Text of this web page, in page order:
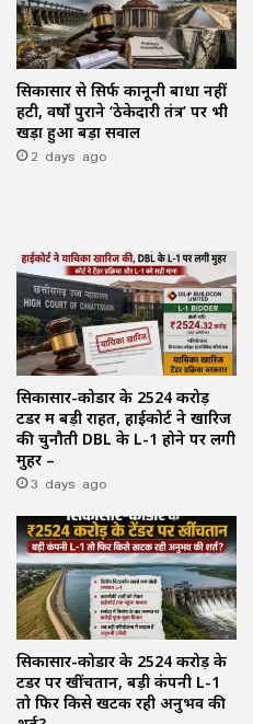
सिकासार से सिर्फ कानूनी बाधा नहीं
हटी, वर्षों पुराने ‘ठेकेदारी तंत्र’ पर भी
खड़ा हुआ बड़ा सवाल
2 days ago
सिकासार-कोडार के ₹2524 करोड़
टेंडर में बड़ी राहत, हाईकोर्ट ने खारिज
की चुनौती DBL के L-1 होने पर लगी
मुहर –
3 days ago
सिकासार-कोडार के ₹2524 करोड़ के
टेंडर पर खींचतान, बड़ी कंपनी L-1
तो फिर किसे खटक रही अनुभव की